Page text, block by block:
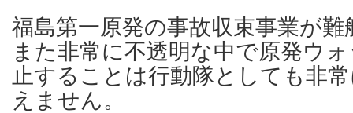
福島第一原発の事故収束事業が
また非常に不透明な中で原発ウ
止することは行動隊としても非
えません。